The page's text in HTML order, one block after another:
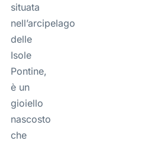
situata
nell’arcipelago
delle
Isole
Pontine,
è un
gioiello
nascosto
che